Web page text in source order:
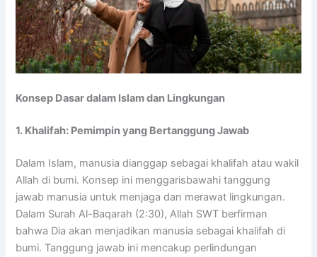
Konsep Dasar dalam Islam dan Lingkungan
1. Khalifah: Pemimpin yang Bertanggung Jawab
Dalam Islam, manusia dianggap sebagai khalifah atau wakil
Allah di bumi. Konsep ini menggarisbawahi tanggung
jawab manusia untuk menjaga dan merawat lingkungan.
Dalam Surah Al-Baqarah (2:30), Allah SWT berfirman
bahwa Dia akan menjadikan manusia sebagai khalifah di
bumi. Tanggung jawab ini mencakup perlindungan